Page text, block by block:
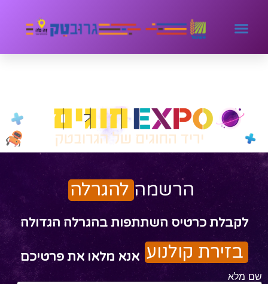
הרשמה להגרלה
לקבלת כרטיס השתתפות בהגרלה הגדולה
בזירת קולנוע אנא מלאו את פרטיכם​
שם מלא